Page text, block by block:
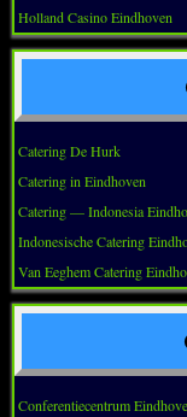
Holland Casino Eindhoven
Catering De Hurk
Catering in Eindhoven
Catering — Indonesia
Indonesische Catering
Van Eeghem Catering
Conferentiecentrum